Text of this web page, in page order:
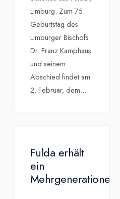
Limburg. Zum 75.
Geburtstag des
Limburger Bischofs
Dr. Franz Kamphaus
und seinem
Abschied findet am
2. Februar, dem...
Fulda erhält
ein